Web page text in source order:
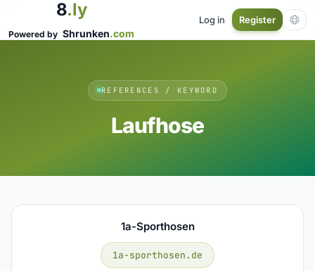
8.ly
Powered by Shrunken.com
Log in Register
REFERENCES / KEYWORD
Laufhose
1a-Sporthosen
1a-sporthosen.de